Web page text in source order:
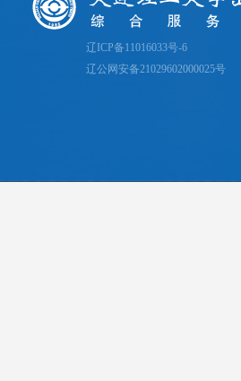
辽ICP备11016033号-6
辽公网安备21029602000025号